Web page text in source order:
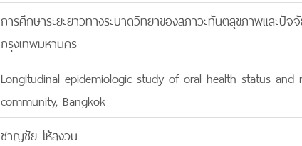
การศึกษาระยะยาวทางระบาดวิทยาของสภาวะทันตสุขภาพและปัจ
กรุงเทพมหานคร
Longitudinal epidemiologic study of oral health status
community, Bangkok
ชาญชัย โห้สงวน